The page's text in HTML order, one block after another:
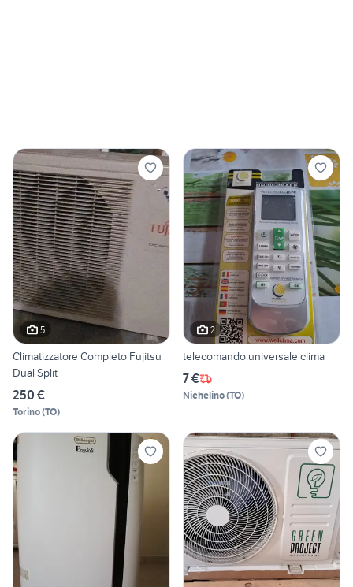
5
Climatizzatore Completo Fujitsu
Dual Split
250 €
Torino(TO)
2
telecomando universale clima
7 €
Nichelino(TO)